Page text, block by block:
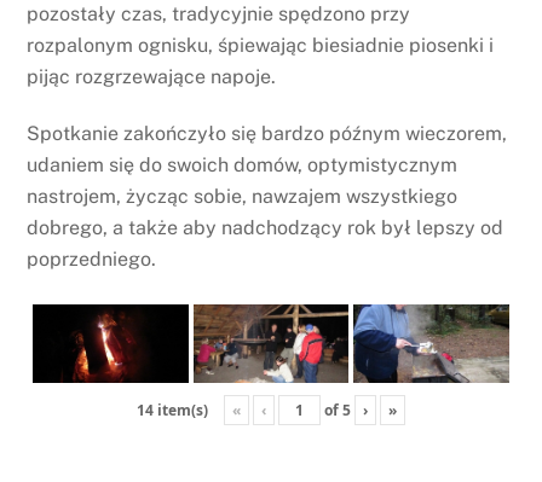
pozostały czas, tradycyjnie spędzono przy
rozpalonym ognisku, śpiewając biesiadnie piosenki i
pijąc rozgrzewające napoje.
Spotkanie zakończyło się bardzo późnym wieczorem,
udaniem się do swoich domów, optymistycznym
nastrojem, życząc sobie, nawzajem wszystkiego
dobrego, a także aby nadchodzący rok był lepszy od
poprzedniego.
14 item(s) « ‹ of5 › »